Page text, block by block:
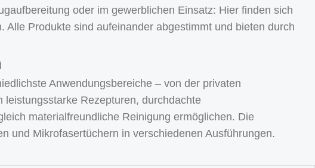
oder im gewerblichen Einsatz: Hier finden sich
Produkte sind aufeinander abgestimmt und bieten durch
Anwendungsbereiche – von der privaten
Rezepturen, durchdachte
materialfreundliche Reinigung ermöglichen. Die
und Mikrofasertüchern in verschiedenen Ausführungen.